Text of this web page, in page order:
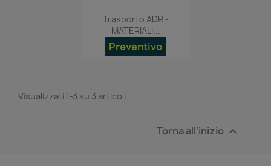
Anteprima
Trasporto ADR -
MATERIALI...
Preventivo
Visualizzati 1-3 su 3 articoli
Torna all'inizio 